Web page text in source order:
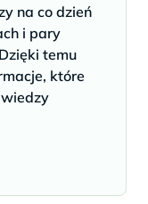
na co dzień
i pary
temu
które